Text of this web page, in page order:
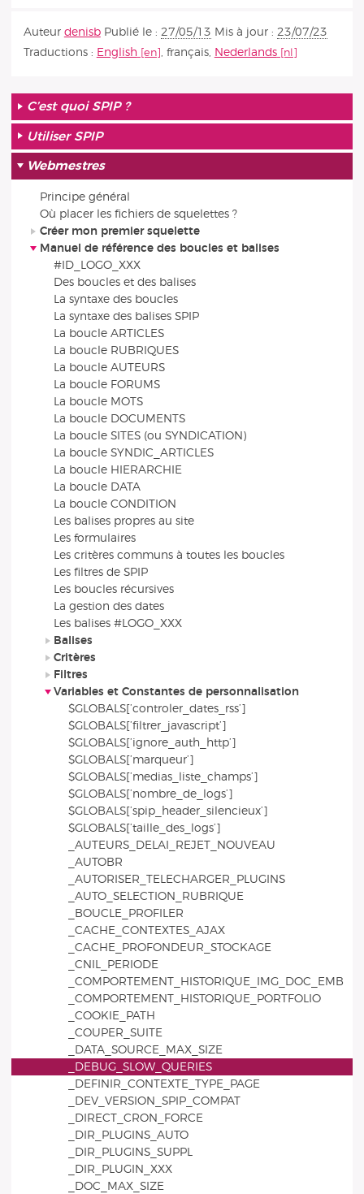
Auteur denisb Publié le : 27/05/13 Mis à jour : 23/07/23
Traductions : English , français, Nederlands
C’est quoi SPIP ?
Utiliser SPIP
Webmestres
Principe général
Où placer les fichiers de squelettes ?
Créer mon premier squelette
Manuel de référence des boucles et balises
#ID_LOGO_XXX
Des boucles et des balises
La syntaxe des boucles
La syntaxe des balises SPIP
La boucle ARTICLES
La boucle RUBRIQUES
La boucle AUTEURS
La boucle FORUMS
La boucle MOTS
La boucle DOCUMENTS
La boucle SITES (ou SYNDICATION)
La boucle SYNDIC_ARTICLES
La boucle HIERARCHIE
La boucle DATA
La boucle CONDITION
Les balises propres au site
Les formulaires
Les critères communs à toutes les boucles
Les filtres de SPIP
Les boucles récursives
La gestion des dates
Les balises #LOGO_XXX
Balises
Critères
Filtres
Variables et Constantes de personnalisation
$GLOBALS[’controler_dates_rss’]
$GLOBALS[’filtrer_javascript’]
$GLOBALS[’ignore_auth_http’]
$GLOBALS[’marqueur’]
$GLOBALS[’medias_liste_champs’]
$GLOBALS[’nombre_de_logs’]
$GLOBALS[’spip_header_silencieux’]
$GLOBALS[’taille_des_logs’]
_AUTEURS_DELAI_REJET_NOUVEAU
_AUTOBR
_AUTORISER_TELECHARGER_PLUGINS
_AUTO_SELECTION_RUBRIQUE
_BOUCLE_PROFILER
_CACHE_CONTEXTES_AJAX
_CACHE_PROFONDEUR_STOCKAGE
_CNIL_PERIODE
_COMPORTEMENT_HISTORIQUE_IMG_DOC_EMB
_COMPORTEMENT_HISTORIQUE_PORTFOLIO
_COOKIE_PATH
_COUPER_SUITE
_DATA_SOURCE_MAX_SIZE
_DEBUG_SLOW_QUERIES
_DEFINIR_CONTEXTE_TYPE_PAGE
_DEV_VERSION_SPIP_COMPAT
_DIRECT_CRON_FORCE
_DIR_PLUGINS_AUTO
_DIR_PLUGINS_SUPPL
_DIR_PLUGIN_XXX
_DOC_MAX_SIZE